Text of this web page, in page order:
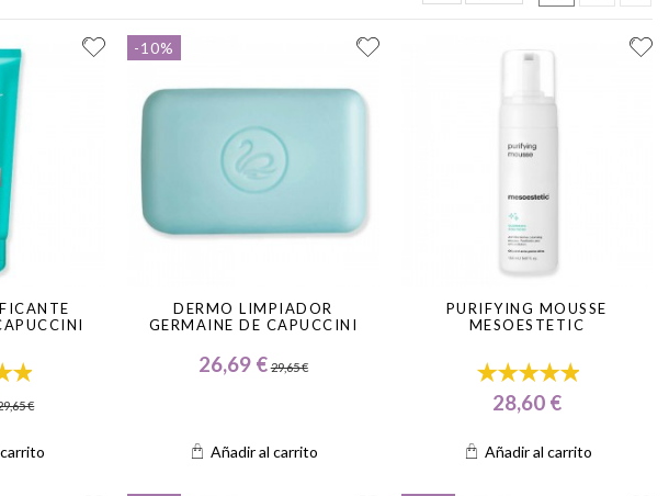
€
-10%
DERMO LIMPIADOR
GERMAINE DE CAPUCCINI
26,69 € 29,65 €
Añadir al carrito
PURIFYING MOUSSE
MESOESTETIC
28,60 €
Añadir al carrito